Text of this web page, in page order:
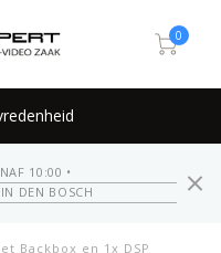
0
10:00 •
DEN BOSCH
Backbox en 1x DSP